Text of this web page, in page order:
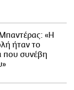
«Η
ήταν το
που συνέβη